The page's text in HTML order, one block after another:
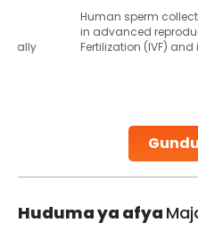
Human sperm collection
in advanced reproductive
Fertilization (IVF) and
collected, they process the
Huduma ya afya